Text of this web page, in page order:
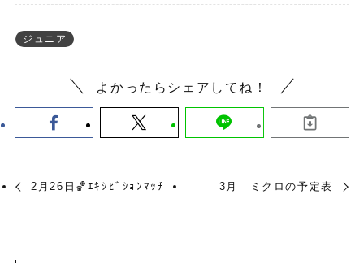
ジュニア
よかったらシェアしてね！
2月26日🏀ｴｷｼﾋﾞｼｮﾝﾏｯﾁ 3月 ミクロの予定表